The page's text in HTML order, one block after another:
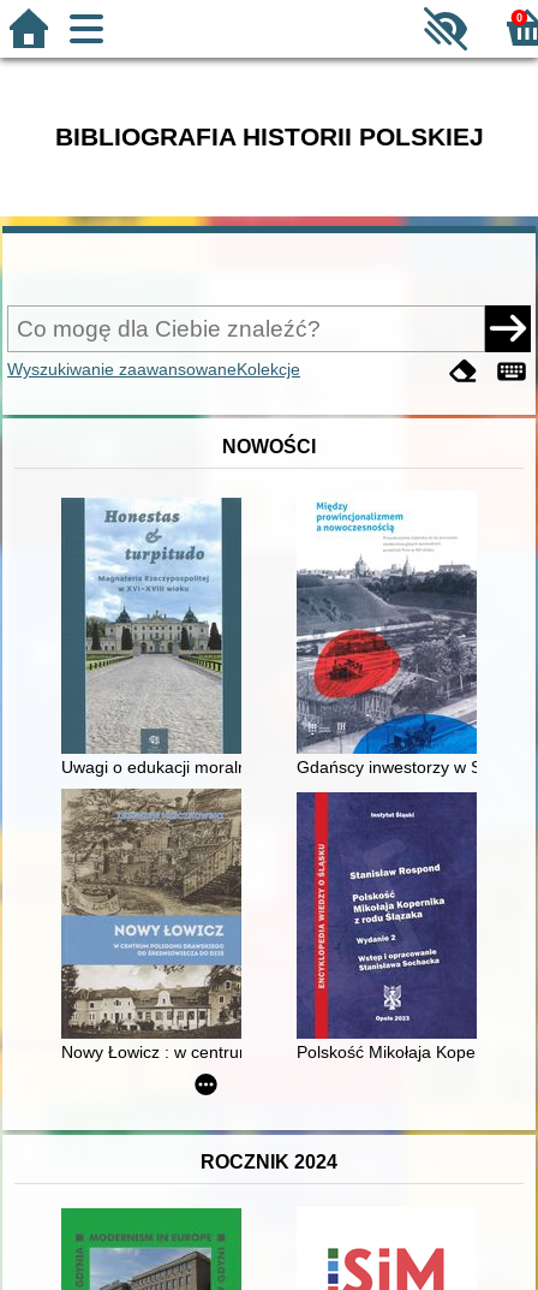
0
BIBLIOGRAFIA HISTORII POLSKIEJ
Wyszukiwanie zaawansowaneKolekcje
NOWOŚCI
Uwagi o edukacji moralnej synów szlacheckich w XVI-
Gdańscy inwestorzy w
Nowy Łowicz : w centrum poligonu drawskiego od
Polskość Mikołaja Kopernika z
ROCZNIK 2024